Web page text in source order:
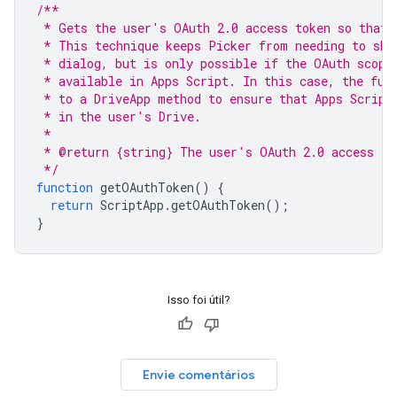
/**
* Gets the user's OAuth 2.0 access token so
* This technique keeps Picker from needing to
* dialog, but is only possible if the OAuth
* available in Apps Script. In this case, the
* to a DriveApp method to ensure that Apps
* in the user's Drive.
*
* @return {string} The user's OAuth 2.0 access
*/
function getOAuthToken()
{
return ScriptApp .getOAuthToken();
}
Isso foi útil?
Envie comentários